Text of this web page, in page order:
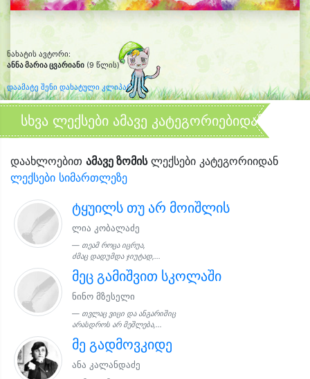
ნახატის ავტორი:
ანნა მარია ცვარიანი (9 წლის)
დაამატე შენი დახატული კლიპარტი
სხვა ლექსები ამავე კატეგორიებიდან
დაახლოებით ამავე ზომისლექსები კატეგორიიდან
ლექსები სიმართლეზე
ტყუილს თუ არ მოიშლის
ლია კობალაძე
თეამ როცა იცრუა,
ძმაც დადუმდა ჯიუტად,...
მეც გამიშვით სკოლაში
ნინო მზესელი
თვლაც ვიცი და ანგარიშიც
არასდროს არ მეშლება,...
მე გადმოვკიდე
ანა კალანდაძე